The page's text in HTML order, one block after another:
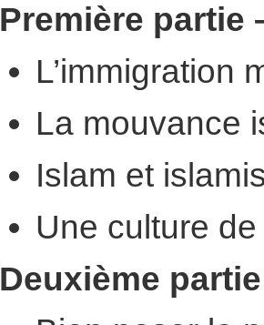
Première partie
L’immigration
La mouvance
Islam et
Une culture
Deuxième partie